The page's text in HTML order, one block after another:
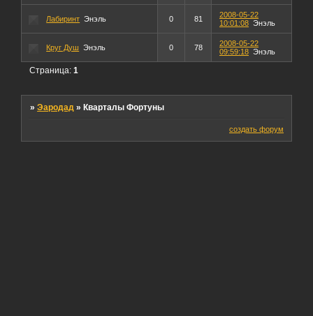
Лабиринт Энэль 0 81
2008-05-22
10:01:08 Энэль
Круг Душ Энэль 0 78
2008-05-22
09:59:18 Энэль
Страница:1
»Эародад »Кварталы Фортуны
создать форум